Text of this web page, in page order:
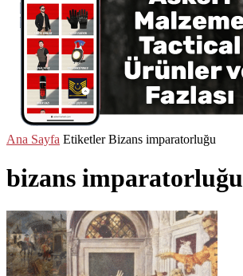
Ana Sayfa Etiketler Bizans imparatorluğu
bizans imparatorluğu